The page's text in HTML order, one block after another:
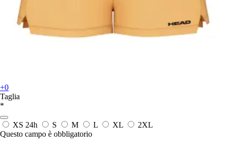
+0
Taglia
*
XS 24h S M L XL
2XL
Questo campo è obbligatorio